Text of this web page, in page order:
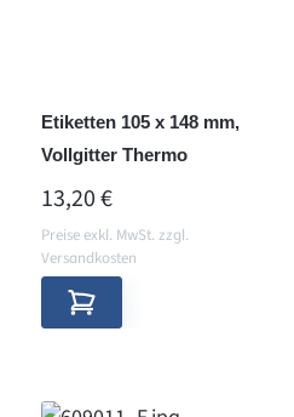
Etiketten 105 x 148 mm,
Vollgitter Thermo
REGULÄRER PREIS:
13,20 €
Preise exkl. MwSt. zzgl.
Versandkosten